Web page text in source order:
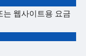
웹사이트용 요금